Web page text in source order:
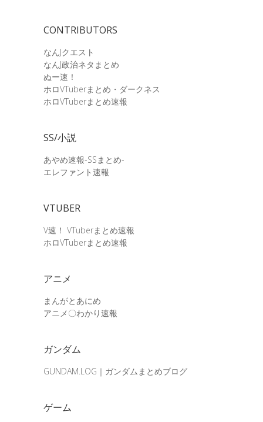
CONTRIBUTORS
なんJクエスト
なんJ政治ネタまとめ
ぬー速！
ホロVTuberまとめ・ダークネス
ホロVTuberまとめ速報
SS/小説
あやめ速報-SSまとめ-
エレファント速報
VTUBER
V速！ VTuberまとめ速報
ホロVTuberまとめ速報
アニメ
まんがとあにめ
アニメ〇わかり速報
ガンダム
GUNDAM.LOG｜ガンダムまとめブログ
ゲーム